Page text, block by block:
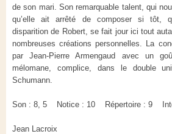
de son mari. Son remarquable talent, qui
qu’elle ait arrêté de composer si tôt,
disparition de Robert, se fait jour ici tout
nombreuses créations personnelles. La
par Jean-Pierre Armengaud avec un
mélomane, complice, dans le double
Schumann.
Son : 8, 5 Notice : 10 Répertoire : 9
Jean Lacroix